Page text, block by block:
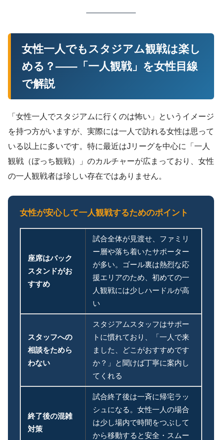
女性一人でもスタジアム観戦は楽し
める？——「一人観戦」を女性目線
で解説
「女性一人でスタジアムに行くのは怖い」というイメージ
を持つ方がいますが、実際には一人で訪れる女性は思って
いる以上に多いです。特に最近はJリーグを中心に「一人
観戦（ぼっち観戦）」のカルチャーが広まっており、女性
の一人観戦者は珍しい存在ではありません。
女性が安心して一人観戦するためのポイント
座席はバック
スタンドがお
すすめ
試合全体が見渡せ、ファミリ
ー層や落ち着いたサポーター
が多い。ゴール裏は熱烈な応
援エリアのため、初めての一
人観戦には少しハードルが高
い
スタッフへの
相談をためら
わない
スタジアムスタッフはサポー
トに慣れており、「一人で来
ました、どこがおすすめです
か？」と聞けば丁寧に案内し
てくれる
終了後の混雑
対策
試合終了後は一斉に帰宅ラッ
シュになる。女性一人の場合
は少し場内で時間をつぶして
から移動すると安全・スムー